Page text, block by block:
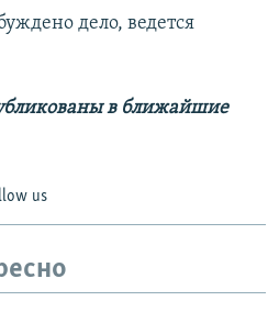
дело, ведется
в ближайшие
us